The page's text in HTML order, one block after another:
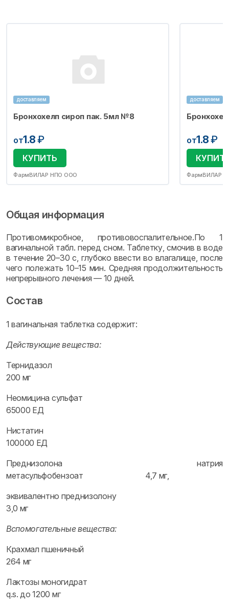
доставляем
Бронхохелп сироп пак. 5мл №8
от1.8₽
КУПИТЬ
ФармВИЛАР НПО ООО
доставляем
от1.8₽
ФармВИЛАР
Общая информация
Противомикробное, противовоспалительное.По 1
вагинальной табл. перед сном. Таблетку, смочив в воде
в течение 20–30 с, глубоко ввести во влагалище, после
чего полежать 10–15 мин. Средняя продолжительность
непрерывного лечения — 10 дней.
Состав
1 вагинальная таблетка содержит:
Действующие вещества:
Тернидазол
200 мг
Неомицина сульфат
65000 ЕД
Нистатин
100000 ЕД
Преднизолона натрия
метасульфобензоат 4,7 мг,
эквивалентно преднизолону
3,0 мг
Вспомогательные вещества:
Крахмал пшеничный
264 мг
Лактозы моногидрат
q.s. до 1200 мг